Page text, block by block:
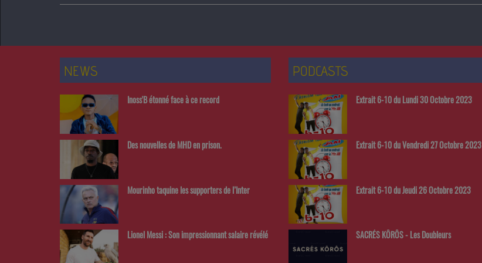
NEWS
Inoss'B étonné face à ce record
Des nouvelles de MHD en prison.
Mourinho taquine les supporters de l’Inter
Lionel Messi : Son impressionnant salaire révélé
PODCASTS
Extrait 6-10 du Lundi 30 Octobre 2023
Extrait 6-10 du Vendredi 27 Octobre 2023
Extrait 6-10 du Jeudi 26 Octobre 2023
SACRÉS KÔRÔS - Les Doubleurs